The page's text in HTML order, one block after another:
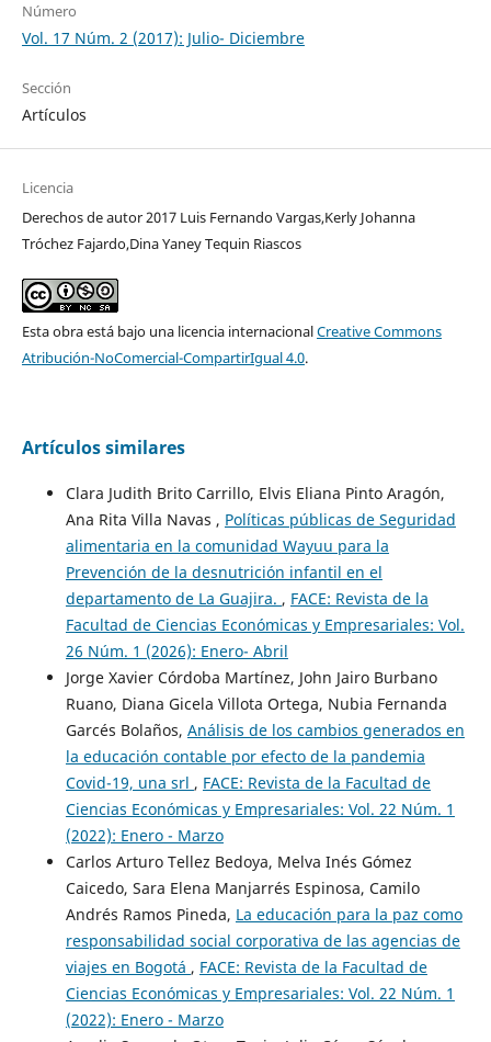
Número
Vol. 17 Núm. 2 (2017): Julio- Diciembre
Sección
Artículos
Licencia
Derechos de autor 2017 Luis Fernando Vargas,Kerly Johanna
Tróchez Fajardo,Dina Yaney Tequin Riascos
Esta obra está bajo una licencia internacionalCreative Commons
Atribución-NoComercial-CompartirIgual 4.0.
Artículos similares
Clara Judith Brito Carrillo, Elvis Eliana Pinto Aragón,
Ana Rita Villa Navas , Políticas públicas de Seguridad
alimentaria en la comunidad Wayuu para la
Prevención de la desnutrición infantil en el
departamento de La Guajira. , FACE: Revista de la
Facultad de Ciencias Económicas y Empresariales: Vol.
26 Núm. 1 (2026): Enero- Abril
Jorge Xavier Córdoba Martínez, John Jairo Burbano
Ruano, Diana Gicela Villota Ortega, Nubia Fernanda
Garcés Bolaños, Análisis de los cambios generados en
la educación contable por efecto de la pandemia
Covid-19, una srl , FACE: Revista de la Facultad de
Ciencias Económicas y Empresariales: Vol. 22 Núm. 1
(2022): Enero - Marzo
Carlos Arturo Tellez Bedoya, Melva Inés Gómez
Caicedo, Sara Elena Manjarrés Espinosa, Camilo
Andrés Ramos Pineda, La educación para la paz como
responsabilidad social corporativa de las agencias de
viajes en Bogotá , FACE: Revista de la Facultad de
Ciencias Económicas y Empresariales: Vol. 22 Núm. 1
(2022): Enero - Marzo